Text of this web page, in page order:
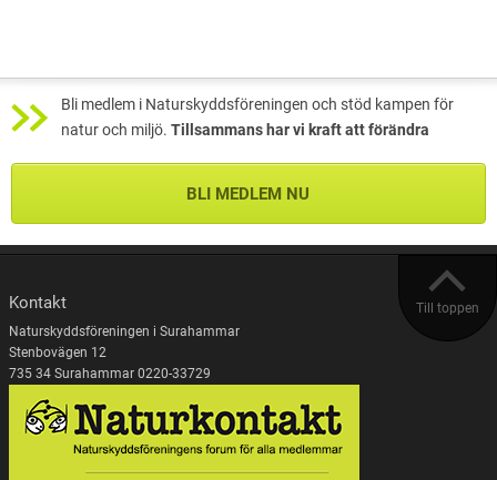
Bli medlem i Naturskyddsföreningen och stöd kampen för
natur och miljö. Tillsammans har vi kraft att förändra
BLI MEDLEM NU
Till toppen
Kontakt
Naturskyddsföreningen i Surahammar
Stenbovägen 12
735 34 Surahammar 0220-33729